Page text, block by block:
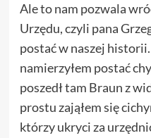
Ale to nam pozwala
Urzędu, czyli pana
postać w naszej
namierzyłem postać
poszedł tam Braun z
prostu zająłem się
którzy ukryci za